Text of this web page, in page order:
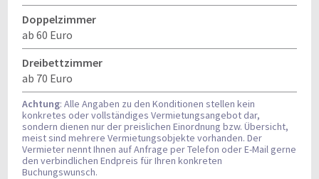
Doppelzimmer
ab 60 Euro
Dreibettzimmer
ab 70 Euro
Achtung: Alle Angaben zu den Konditionen stellen kein
konkretes oder vollständiges Vermietungsangebot dar,
sondern dienen nur der preislichen Einordnung bzw. Übersicht,
meist sind mehrere Vermietungsobjekte vorhanden. Der
Vermieter nennt Ihnen auf Anfrage per Telefon oder E-Mail gerne
den verbindlichen Endpreis für Ihren konkreten
Buchungswunsch.